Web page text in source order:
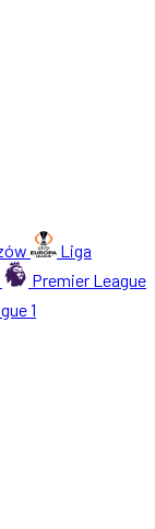
Liga
Premier League
1